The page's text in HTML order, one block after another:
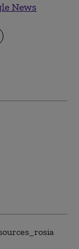
News